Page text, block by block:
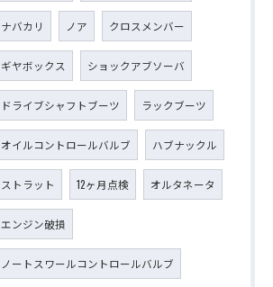
ナバカリ ノア クロスメンバー
ギヤボックス ショックアブソーバ
ドライブシャフトブーツ ラックブーツ
オイルコントロールバルブ ハブナックル
ストラット 12ヶ月点検 オルタネータ
エンジン破損
ノートスワールコントロールバルブ